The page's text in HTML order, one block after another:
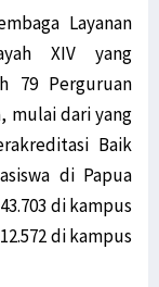
Layanan
XIV yang
79 Perguruan
mulai dari yang
Baik
di Papua
di kampus
di kampus